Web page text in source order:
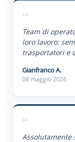
“
Team di
loro lavoro:
trasportatori e
Gianfranco A.
08 maggio 2026
“
Assolutamente